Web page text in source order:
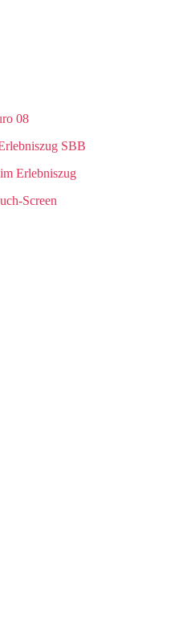
08
SBB
Erlebniszug
Screen